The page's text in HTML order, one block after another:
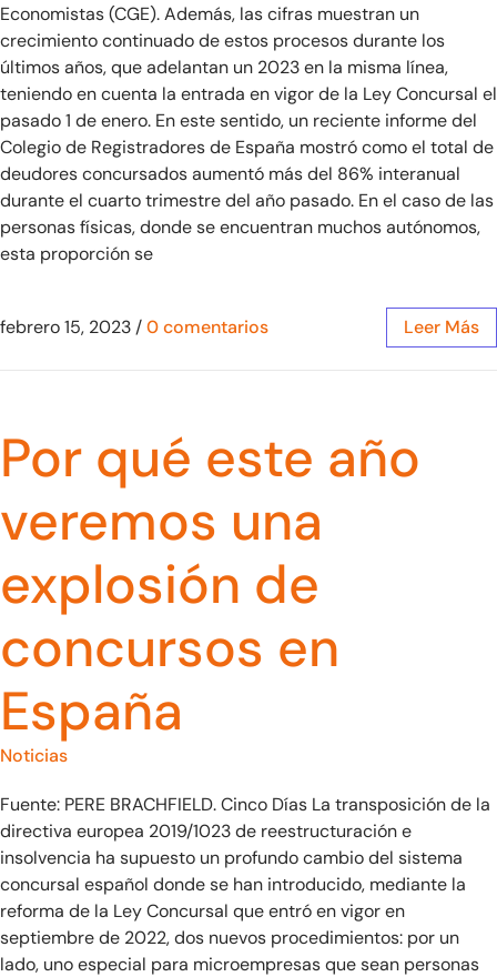
Economistas (CGE). Además, las cifras muestran un
crecimiento continuado de estos procesos durante los
últimos años, que adelantan un 2023 en la misma línea,
teniendo en cuenta la entrada en vigor de la Ley Concursal el
pasado 1 de enero. En este sentido, un reciente informe del
Colegio de Registradores de España mostró como el total de
deudores concursados aumentó más del 86% interanual
durante el cuarto trimestre del año pasado. En el caso de las
personas físicas, donde se encuentran muchos autónomos,
esta proporción se
febrero 15, 2023 /0 comentarios Leer Más
Por qué este año
veremos una
explosión de
concursos en
España
Noticias
Fuente: PERE BRACHFIELD. Cinco Días La transposición de la
directiva europea 2019/1023 de reestructuración e
insolvencia ha supuesto un profundo cambio del sistema
concursal español donde se han introducido, mediante la
reforma de la Ley Concursal que entró en vigor en
septiembre de 2022, dos nuevos procedimientos: por un
lado, uno especial para microempresas que sean personas